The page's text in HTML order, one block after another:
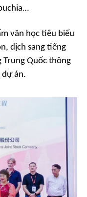
văn học tiêu biểu
dịch sang tiếng
Quốc thông
dự án.